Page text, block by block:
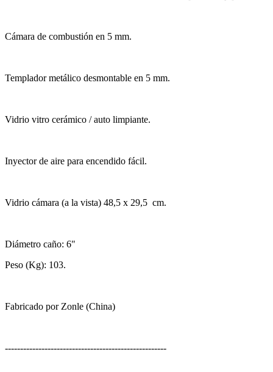
Cámara de combustión en 5 mm.
Templador metálico desmontable en 5 mm.
Vidrio vitro cerámico / auto limpiante.
Inyector de aire para encendido fácil.
Vidrio cámara (a la vista) 48,5 x 29,5 cm.
Diámetro caño: 6"
Peso (Kg): 103.
Fabricado por Zonle (China)
-----------------------------------------------------